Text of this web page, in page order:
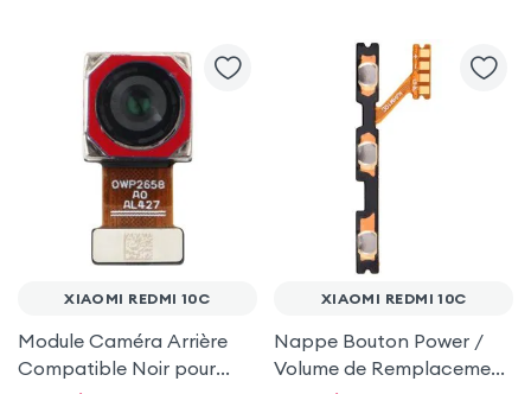
XIAOMI REDMI 10C
Module Caméra Arrière
Compatible Noir pour
XIAOMI REDMI 10C
Nappe Bouton Power /
Volume de Remplacement